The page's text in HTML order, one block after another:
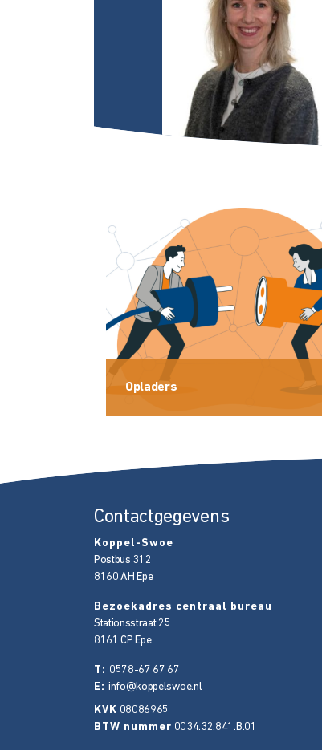
Opladers
Contactgegevens
Koppel-Swoe
Postbus 312
8160 AH Epe
Bezoekadres centraal bureau
Stationsstraat 25
8161 CP Epe
T: 0578-67 67 67
E: info@koppelswoe.nl
KVK 08086965
BTW nummer 0034.32.841.B.01